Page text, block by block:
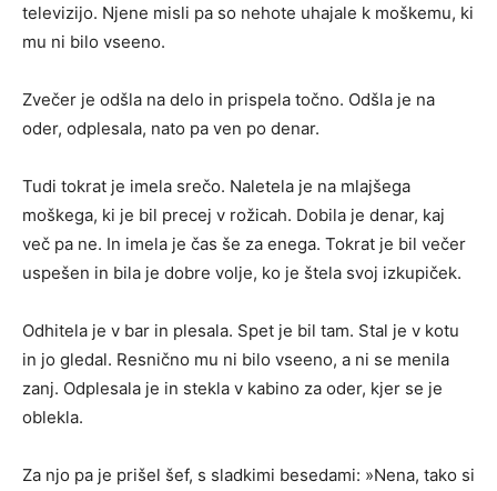
televizijo. Njene misli pa so nehote uhajale k moškemu, ki
mu ni bilo vseeno.
Zvečer je odšla na delo in prispela točno. Odšla je na
oder, odplesala, nato pa ven po denar.
Tudi tokrat je imela srečo. Naletela je na mlajšega
moškega, ki je bil precej v rožicah. Dobila je denar, kaj
več pa ne. In imela je čas še za enega. Tokrat je bil večer
uspešen in bila je dobre volje, ko je štela svoj izkupiček.
Odhitela je v bar in plesala. Spet je bil tam. Stal je v kotu
in jo gledal. Resnično mu ni bilo vseeno, a ni se menila
zanj. Odplesala je in stekla v kabino za oder, kjer se je
oblekla.
Za njo pa je prišel šef, s sladkimi besedami: »Nena, tako si